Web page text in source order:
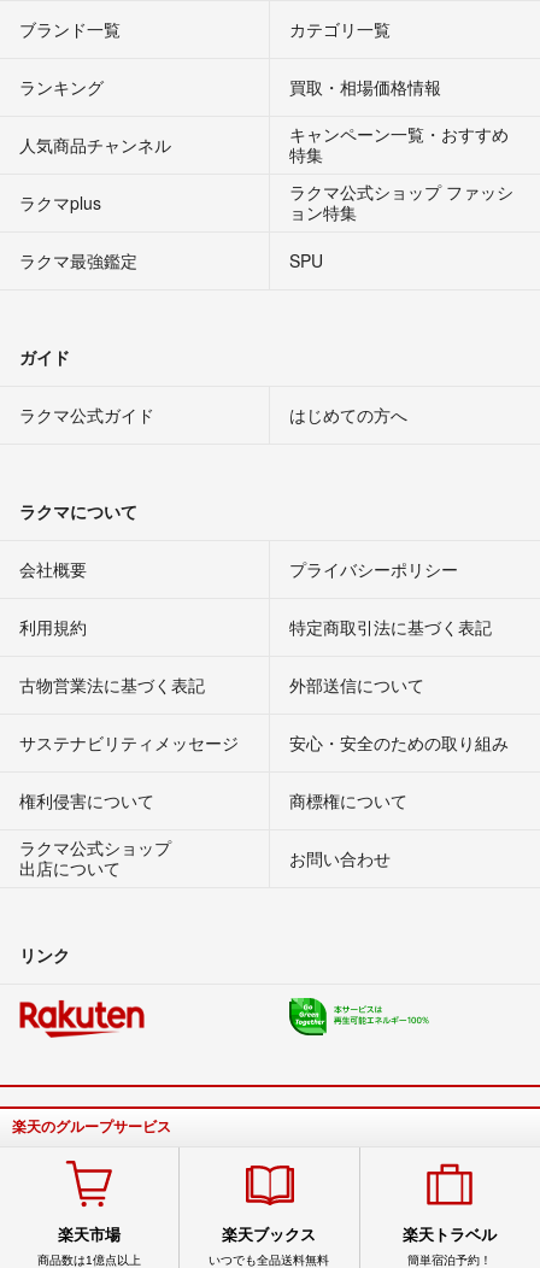
ブランド一覧 カテゴリ一覧
ランキング 買取・相場価格情報
人気商品チャンネル
キャンペーン一覧・おすすめ
特集
ラクマplus
ラクマ公式ショップ ファッシ
ョン特集
ラクマ最強鑑定
SPU
ガイド
ラクマ公式ガイド はじめての方へ
ラクマについて
会社概要 プライバシーポリシー
利用規約 特定商取引法に基づく表記
古物営業法に基づく表記 外部送信について
サステナビリティメッセージ 安心・安全のための取り組み
権利侵害について
商標権について
ラクマ公式ショップ
出店について
お問い合わせ
リンク
楽天のグループサービス
楽天市場
商品数は1億点以上
楽天ブックス
いつでも全品送料無料
楽天トラベル
簡単宿泊予約！